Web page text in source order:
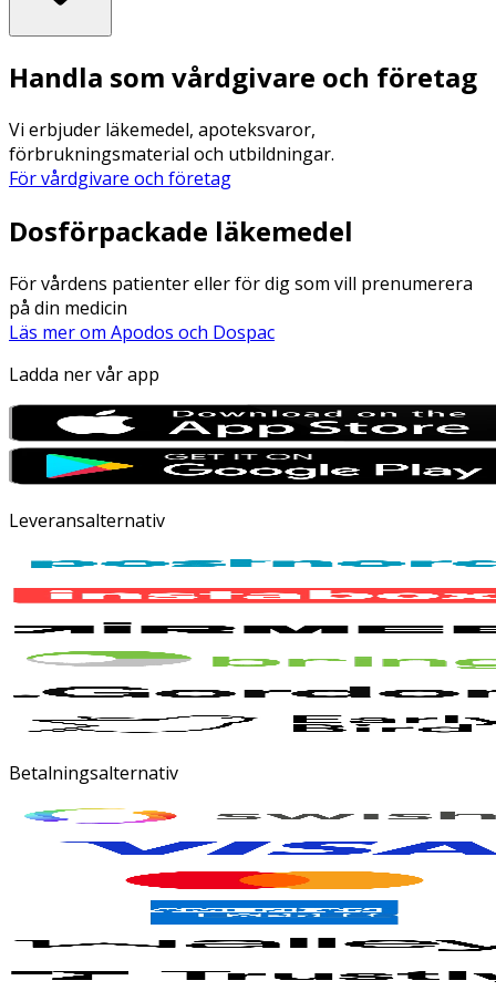
Handla som vårdgivare och företag
Vi erbjuder läkemedel, apoteksvaror,
förbrukningsmaterial och utbildningar.
För vårdgivare och företag
Dosförpackade läkemedel
För vårdens patienter eller för dig som vill prenumerera
på din medicin
Läs mer om Apodos och Dospac
Ladda ner vår app
Leveransalternativ
Betalningsalternativ